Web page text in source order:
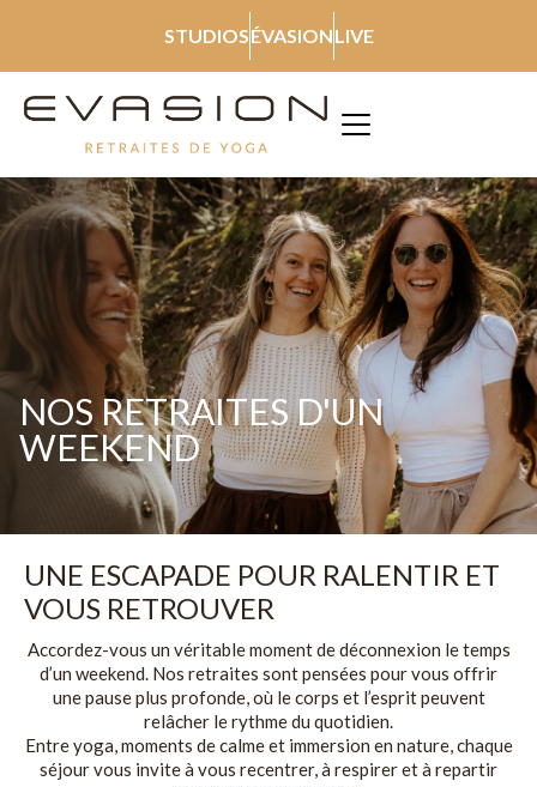
STUDIOSÉVASIONLIVE
NOS RETRAITES D'UN
WEEKEND
UNE ESCAPADE POUR RALENTIR ET
VOUS RETROUVER
Accordez-vous un véritable moment de déconnexion le temps
d’un weekend. Nos retraites sont pensées pour vous offrir
une pause plus profonde, où le corps et l’esprit peuvent
relâcher le rythme du quotidien.
Entre yoga, moments de calme et immersion en nature, chaque
séjour vous invite à vous recentrer, à respirer et à repartir